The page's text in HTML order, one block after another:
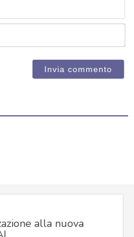
alla nuova